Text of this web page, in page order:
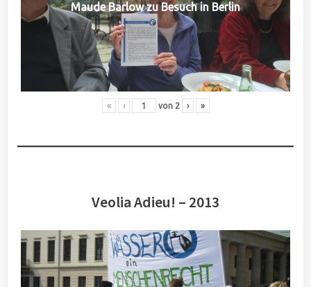
Maude Barlow zu Besuch in Berlin
« ‹ von 2 › »
Veolia Adieu! – 2013